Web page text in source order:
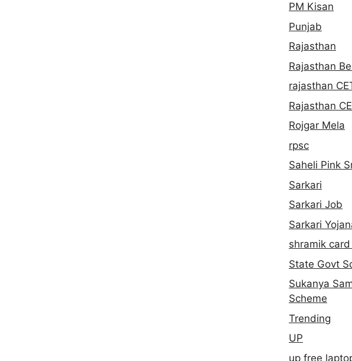
PM Kisan
Punjab
Rajasthan
Rajasthan
rajasthan
Rajasthan
Rojgar Mela
rpsc
Saheli Pink
Sarkari
Sarkari Job
Sarkari
shramik
State Govt
Sukanya
Scheme
Trending
UP
up free